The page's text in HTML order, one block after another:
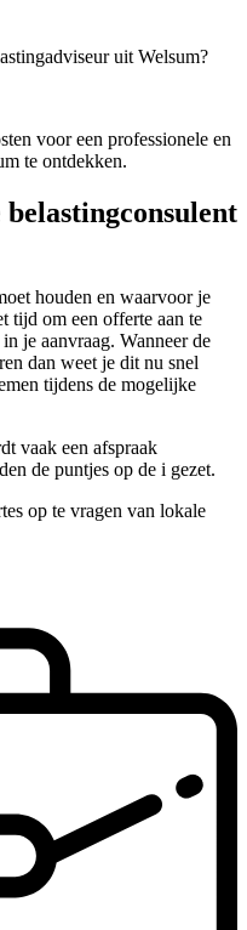
uit Welsum?
voor een professionele en
te ontdekken.
houden en waarvoor je
tijd om een offerte aan te
je aanvraag. Wanneer de
dan weet je dit nu snel
tijdens de mogelijke
vaak een afspraak
de puntjes op de i gezet.
op te vragen van lokale